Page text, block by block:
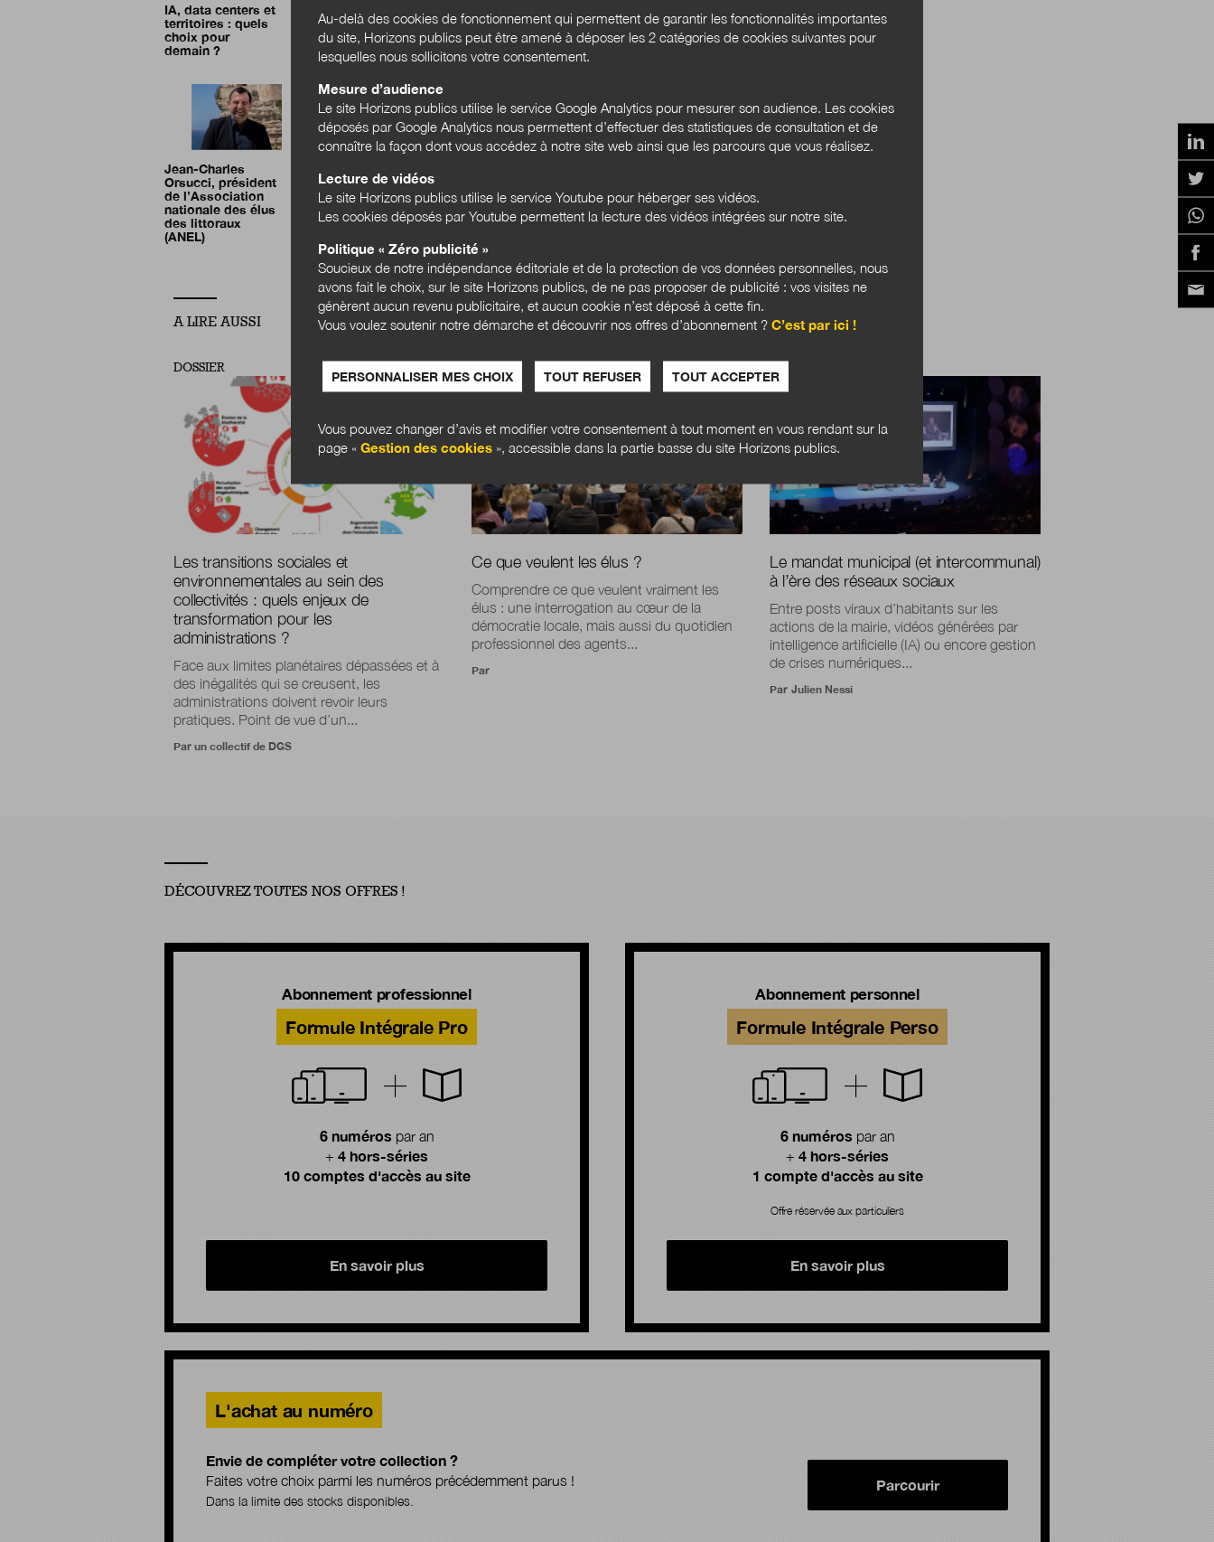
IA, data centers et
territoires : quels
choix pour
demain ?
Jean-Charles
Orsucci, président
de l’Association
nationale des élus
des littoraux
(ANEL)
A LIRE AUSSI
DOSSIER
Les transitions sociales et
environnementales au sein des
collectivités : quels enjeux de
transformation pour les
administrations ?
Face aux limites planétaires dépassées et à
des inégalités qui se creusent, les
administrations doivent revoir leurs
pratiques. Point de vue d’un...
Par un collectif de DGS
Ce que veulent les élus ?
Comprendre ce que veulent vraiment les
élus : une interrogation au cœur de la
démocratie locale, mais aussi du quotidien
professionnel des agents...
Par
Le mandat municipal (et intercommunal)
à l’ère des réseaux sociaux
Entre posts viraux d’habitants sur les
actions de la mairie, vidéos générées par
intelligence artificielle (IA) ou encore gestion
de crises numériques...
Par Julien Nessi
DÉCOUVREZ TOUTES NOS OFFRES !
Abonnement professionnel
Formule Intégrale Pro
6 numéros par an
+ 4 hors-séries
10 comptes d'accès au site
En savoir plus
Abonnement personnel
Formule Intégrale Perso
6 numéros par an
+ 4 hors-séries
1 compte d'accès au site
Offre réservée aux particuliers
En savoir plus
L'achat au numéro
Envie de compléter votre collection ?
Faites votre choix parmi les numéros précédemment parus !
Dans la limite des stocks disponibles.
Parcourir
Au-delà des cookies de fonctionnement qui permettent de garantir les fonctionnalités importantes
du site, Horizons publics peut être amené à déposer les 2 catégories de cookies suivantes pour
lesquelles nous sollicitons votre consentement.
Mesure d’audience
Le site Horizons publics utilise le service Google Analytics pour mesurer son audience. Les cookies
déposés par Google Analytics nous permettent d’effectuer des statistiques de consultation et de
connaître la façon dont vous accédez à notre site web ainsi que les parcours que vous réalisez.
Lecture de vidéos
Le site Horizons publics utilise le service Youtube pour héberger ses vidéos.
Les cookies déposés par Youtube permettent la lecture des vidéos intégrées sur notre site.
Politique « Zéro publicité »
Soucieux de notre indépendance éditoriale et de la protection de vos données personnelles, nous
avons fait le choix, sur le site Horizons publics, de ne pas proposer de publicité : vos visites ne
génèrent aucun revenu publicitaire, et aucun cookie n’est déposé à cette fin.
Vous voulez soutenir notre démarche et découvrir nos offres d’abonnement ? C’est par ici !
PERSONNALISER MES CHOIX TOUT REFUSER TOUT ACCEPTER
Vous pouvez changer d’avis et modifier votre consentement à tout moment en vous rendant sur la
page « Gestion des cookies », accessible dans la partie basse du site Horizons publics.